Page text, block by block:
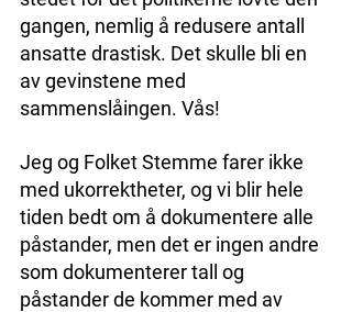
gangen, nemlig å redusere antall
ansatte drastisk. Det skulle bli en
av gevinstene med
sammenslåingen. Vås!
Jeg og Folket Stemme farer ikke
med ukorrektheter, og vi blir hele
tiden bedt om å dokumentere alle
påstander, men det er ingen andre
som dokumenterer tall og
påstander de kommer med av